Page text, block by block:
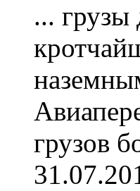
... грузы
грузов